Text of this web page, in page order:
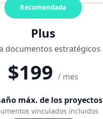
Recomendada
Plus
documentos estratégicos
$199 / mes
máx. de los proyectos
vinculados incluidos